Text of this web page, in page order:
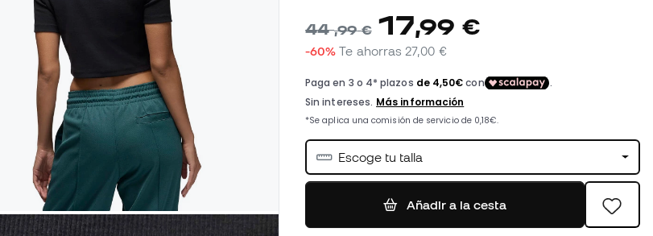
44,99 € 17,99 €
-60% Te ahorras 27,00 €
Escoge tu talla
Añadir a la cesta